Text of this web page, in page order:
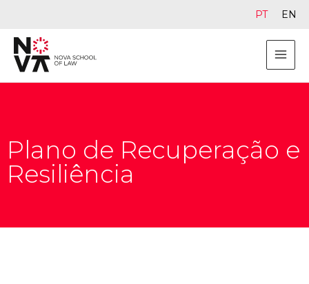
Plano de Recuperação e
Resiliência
PT EN